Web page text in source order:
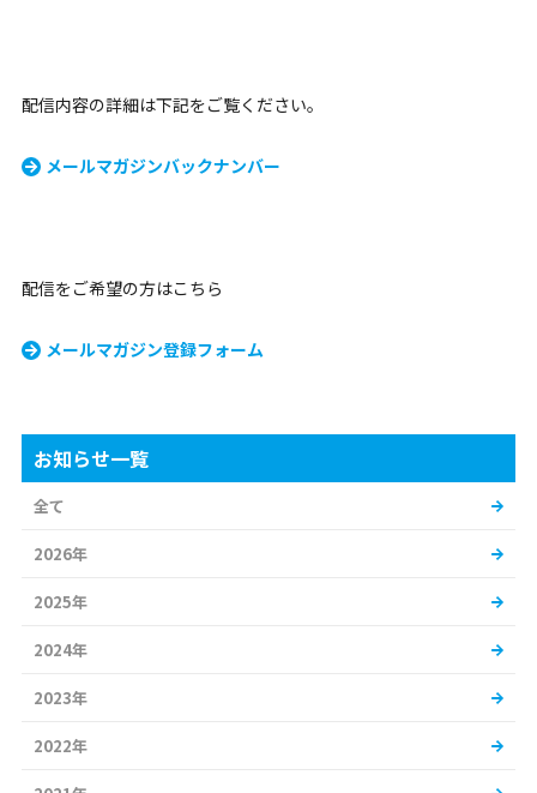
配信内容の詳細は下記をご覧ください。
メールマガジンバックナンバー
配信をご希望の方はこちら
メールマガジン登録フォーム
お知らせ一覧
全て
2026年
2025年
2024年
2023年
2022年